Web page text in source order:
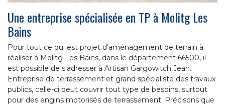
Une entreprise spécialisée en TP à Molitg Les
Bains
Pour tout ce qui est projet d’aménagement de terrain à
réaliser à Molitg Les Bains, dans le département 66500, il
est possible de s'adresser à Artisan Gargowitch Jean.
Entreprise de terrassement et grand spécialiste des travaux
publics, celle-ci peut couvrir tout type de besoins, surtout
pour des engins motorisés de terrassement. Précisons que